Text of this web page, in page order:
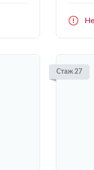
Стаж 27